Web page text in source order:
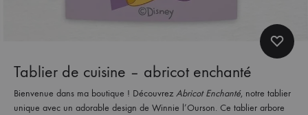
Tablier de cuisine – abricot enchanté
Bienvenue dans ma boutique ! Découvrez Abricot Enchanté, notre tablier
unique avec un adorable design de Winnie l’Ourson. Ce tablier arbore